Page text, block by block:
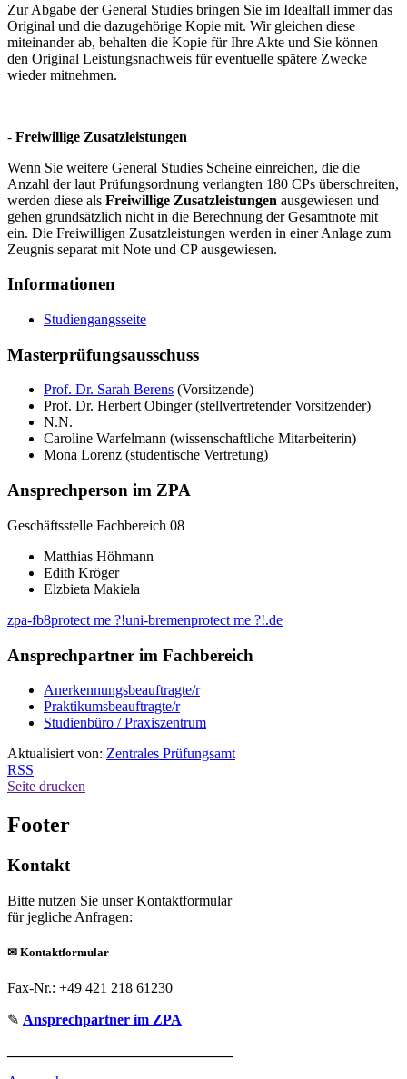
Zur Abgabe der General Studies bringen Sie im Idealfall immer das
Original und die dazugehörige Kopie mit. Wir gleichen diese
miteinander ab, behalten die Kopie für Ihre Akte und Sie können
den Original Leistungsnachweis für eventuelle spätere Zwecke
wieder mitnehmen.
- Freiwillige Zusatzleistungen
Wenn Sie weitere General Studies Scheine einreichen, die die
Anzahl der laut Prüfungsordnung verlangten 180 CPs überschreiten,
werden diese als Freiwillige Zusatzleistungen ausgewiesen und
gehen grundsätzlich nicht in die Berechnung der Gesamtnote mit
ein. Die Freiwilligen Zusatzleistungen werden in einer Anlage zum
Zeugnis separat mit Note und CP ausgewiesen.
Informationen
Studiengangsseite
Masterprüfungsausschuss
Prof. Dr. Sarah Berens (Vorsitzende)
Prof. Dr. Herbert Obinger (stellvertretender Vorsitzender)
N.N.
Caroline Warfelmann (wissenschaftliche Mitarbeiterin)
Mona Lorenz (studentische Vertretung)
Ansprechperson im ZPA
Geschäftsstelle Fachbereich 08
Matthias Höhmann
Edith Kröger
Elzbieta Makiela
zpa-fb8protect me ?!uni-bremenprotect me ?!.de
Ansprechpartner im Fachbereich
Anerkennungsbeauftragte/r
Praktikumsbeauftragte/r
Studienbüro / Praxiszentrum
Aktualisiert von: Zentrales Prüfungsamt
RSS
Seite drucken
Footer
Kontakt
Bitte nutzen Sie unser Kontaktformular
für jegliche Anfragen:
✉ Kontaktformular
Fax-Nr.: +49 421 218 61230
✎ Ansprechpartner im ZPA